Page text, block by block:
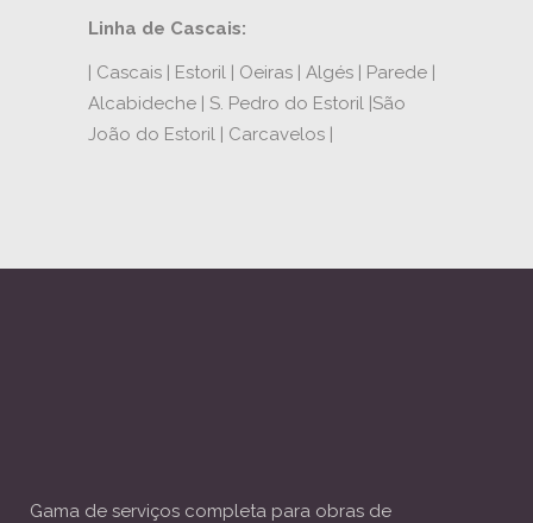
Linha de Cascais:
| Cascais | Estoril | Oeiras | Algés | Parede |
Alcabideche | S. Pedro do Estoril |São
João do Estoril | Carcavelos |
Gama de serviços completa para obras de